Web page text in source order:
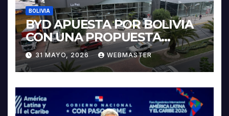
BOLIVIA
BYD APUESTA POR BOLIVIA
CON UNA PROPUESTA
INTEGRAL PARA IMPULSAR
LA ELECTROMOVILIDAD Y LA
INDUSTRIALIZACIÓN DEL
LITIO
31 MAYO, 2026 WEBMASTER